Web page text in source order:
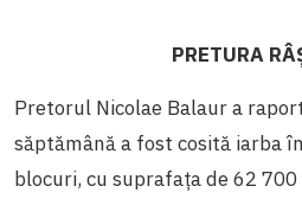
PRETURA
Pretorul Nicolae Balaur a
săptămână a fost cosită iarba
blocuri, cu suprafața de 62